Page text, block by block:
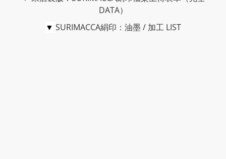
DATA）
▼ SURIMACCA絹印：油墨 / 加工 LIST